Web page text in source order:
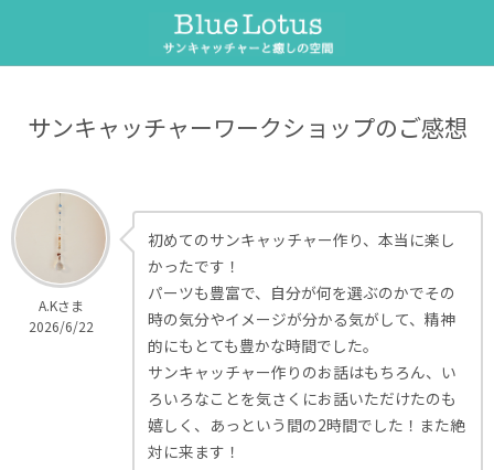
サンキャッチャーワークショップのご感想
A.Kさま
2026/6/22
初めてのサンキャッチャー作り、本当に楽し
かったです！
パーツも豊富で、自分が何を選ぶのかでその
時の気分やイメージが分かる気がして、精神
的にもとても豊かな時間でした。
サンキャッチャー作りのお話はもちろん、い
ろいろなことを気さくにお話いただけたのも
嬉しく、あっという間の2時間でした！また絶
対に来ます！
サンキャッチャーとは
オーダー制作
ヒーリング整体
遠隔ペットヒーリング
フラワーエッセンス